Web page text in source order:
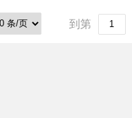
到第